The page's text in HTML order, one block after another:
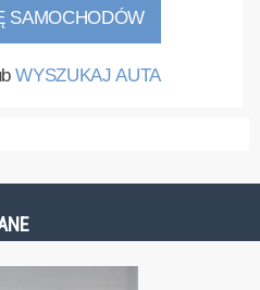
SAMOCHODÓW
WYSZUKAJ AUTA